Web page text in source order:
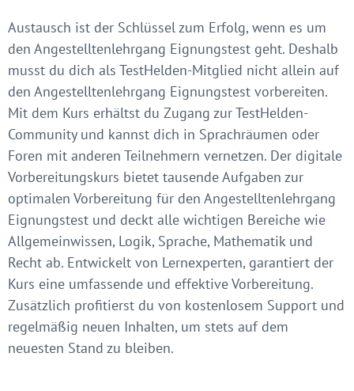
Austausch ist der Schlüssel zum Erfolg, wenn es um
den Angestelltenlehrgang Eignungstest geht. Deshalb
musst du dich als TestHelden-Mitglied nicht allein auf
den Angestelltenlehrgang Eignungstest vorbereiten.
Mit dem Kurs erhältst du Zugang zur TestHelden-
Community und kannst dich in Sprachräumen oder
Foren mit anderen Teilnehmern vernetzen. Der digitale
Vorbereitungskurs bietet tausende Aufgaben zur
optimalen Vorbereitung für den Angestelltenlehrgang
Eignungstest und deckt alle wichtigen Bereiche wie
Allgemeinwissen, Logik, Sprache, Mathematik und
Recht ab. Entwickelt von Lernexperten, garantiert der
Kurs eine umfassende und effektive Vorbereitung.
Zusätzlich profitierst du von kostenlosem Support und
regelmäßig neuen Inhalten, um stets auf dem
neuesten Stand zu bleiben.